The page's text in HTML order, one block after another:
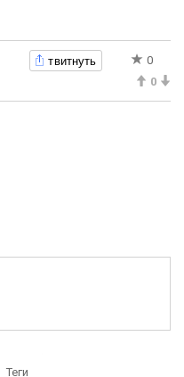
твитнуть
0
0
Теги